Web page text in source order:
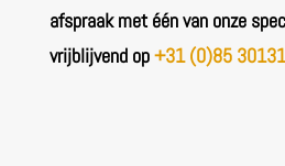
afspraak met één van onze
vrijblijvend op+31 (0)85